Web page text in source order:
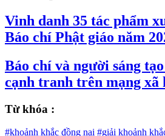
Vinh danh 35 tác phẩm
Báo chí Phật giáo năm
Báo chí và người sáng
cạnh tranh trên mạng xã
Từ khóa :
#khoảnh khắc đồng nai #giải khoảnh